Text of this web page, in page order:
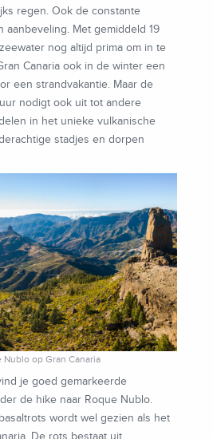
regen. Ook de constante
aanbeveling. Met gemiddeld 19
nog altijd prima om in te
Canaria ook in de winter een
een strandvakantie. Maar de
nodigt ook uit tot andere
in het unieke vulkanische
stadjes en dorpen
Nublo op Gran Canaria
je goed gemarkeerde
de hike naar Roque Nublo.
wordt wel gezien als het